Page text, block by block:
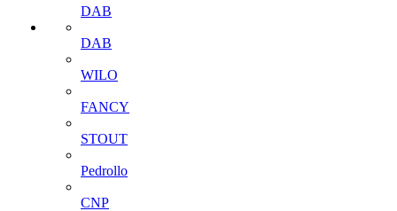
DAB
DAB
WILO
FANCY
STOUT
Pedrollo
CNP